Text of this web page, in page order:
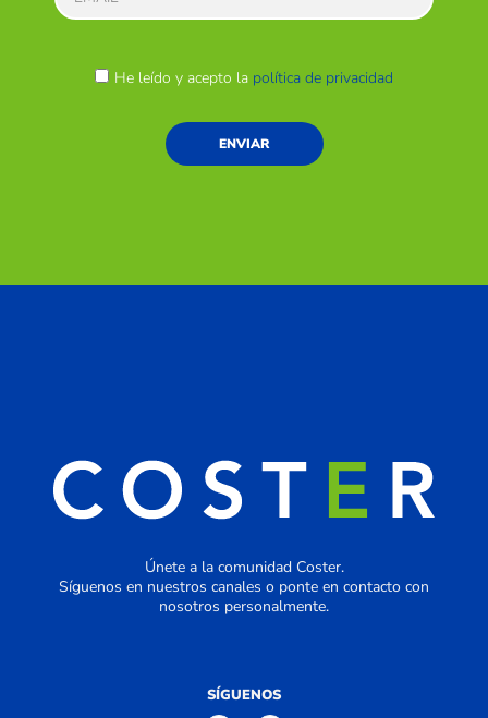
He leído y acepto la política de privacidad
ENVIAR
Únete a la comunidad Coster.
Síguenos en nuestros canales o ponte en contacto con
nosotros personalmente.
SÍGUENOS